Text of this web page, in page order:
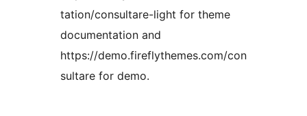
tation/consultare-light for theme
documentation and
https://demo.fireflythemes.com/con
sultare for demo.